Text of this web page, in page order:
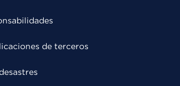
de terceros